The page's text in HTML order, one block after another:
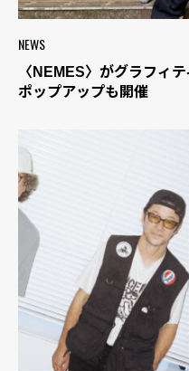
NEWS
〈NEMES〉がグラフィ
ポップアップも開催